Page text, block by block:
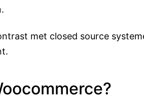
met closed source